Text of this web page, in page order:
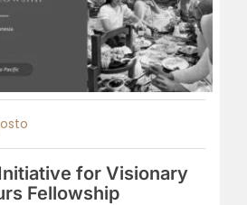
for Visionary
Fellowship